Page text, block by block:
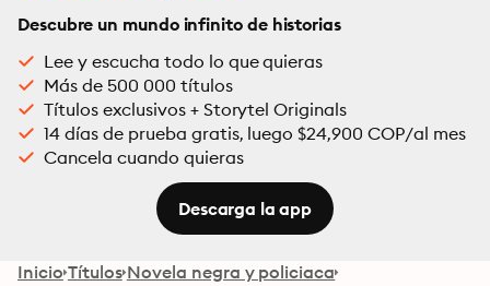
Descubre un mundo infinito de historias
Lee y escucha todo lo que quieras
Más de 500 000 títulos
Títulos exclusivos + Storytel Originals
14 días de prueba gratis, luego $24,900 COP/al mes
Cancela cuando quieras
Descarga la app
Inicio Títulos Novela negra y policiaca